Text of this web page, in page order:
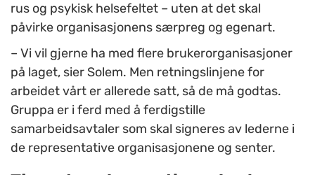
rus og psykisk helsefeltet – uten at det skal
påvirke organisasjonens særpreg og egenart.
– Vi vil gjerne ha med flere brukerorganisasjoner
på laget, sier Solem. Men retningslinjene for
arbeidet vårt er allerede satt, så de må godtas.
Gruppa er i ferd med å ferdigstille
samarbeidsavtaler som skal signeres av lederne i
de representative organisasjonene og senter.